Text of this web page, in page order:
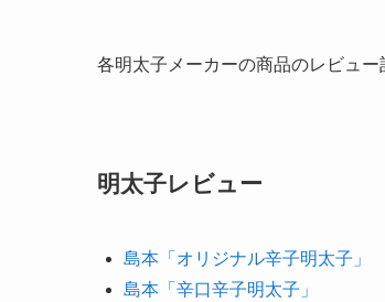
各明太子メーカーの商品のレビュー
明太子レビュー
島本「オリジナル辛子明太子」
島本「辛口辛子明太子」